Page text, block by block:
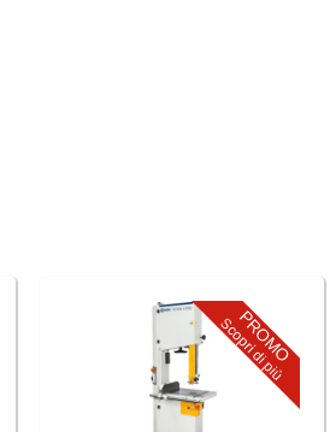
PROMO
Scopri di più